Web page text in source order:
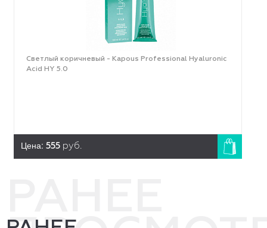
Светлый коричневый - Kapous Professional Hyaluronic
Acid HY 5.0
Цена: 555 руб.